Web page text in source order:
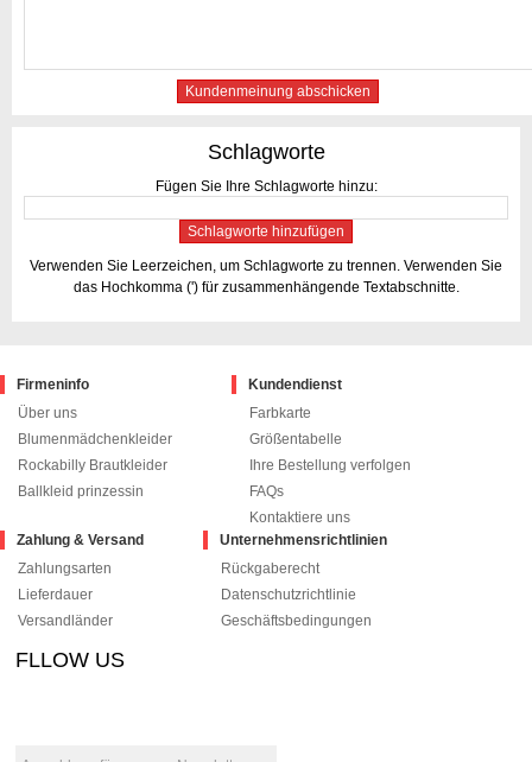
Kundenmeinung abschicken
Schlagworte
Fügen Sie Ihre Schlagworte hinzu:
Schlagworte hinzufügen
Verwenden Sie Leerzeichen, um Schlagworte zu trennen. Verwenden Sie
das Hochkomma (') für zusammenhängende Textabschnitte.
Firmeninfo
Über uns
Blumenmädchenkleider
Rockabilly Brautkleider
Ballkleid prinzessin
Kundendienst
Farbkarte
Größentabelle
Ihre Bestellung verfolgen
FAQs
Kontaktiere uns
Zahlung & Versand
Zahlungsarten
Lieferdauer
Versandländer
Unternehmensrichtlinien
Rückgaberecht
Datenschutzrichtlinie
Geschäftsbedingungen
FLLOW US